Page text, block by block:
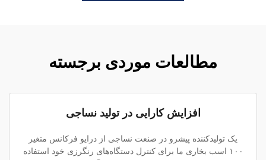
مطالعات موردی برجسته
افزایش کارایی در تولید نساجی
یک تولیدکننده پیشرو در صنعت نساجی از درایو فرکانس متغیر
۱۰۰ اسب بخاری ما برای کنترل دستگاه‌های رنگرزی خود استفاده